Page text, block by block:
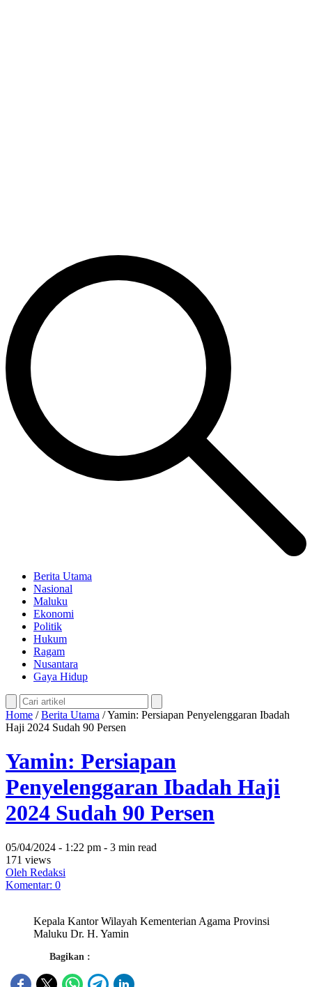
Berita Utama
Nasional
Maluku
Ekonomi
Politik
Hukum
Ragam
Nusantara
Gaya Hidup
Home /Berita Utama /Yamin: Persiapan Penyelenggaran Ibadah
Haji 2024 Sudah 90 Persen
Yamin: Persiapan
Penyelenggaran Ibadah Haji
2024 Sudah 90 Persen
05/04/2024 - 1:22 pm - 3 min read
171 views
Oleh Redaksi
Komentar: 0
Kepala Kantor Wilayah Kementerian Agama Provinsi
Maluku Dr. H. Yamin
Bagikan :